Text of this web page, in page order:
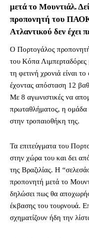
μετά το Μουντιάλ.
προπονητή του ΠΑΟΚ
Ατλαντικού δεν έχει
Ο Πορτογάλος
του Κόπα Λιμπερταδόρες
τη φετινή χρονιά είναι
έχοντας απόσταση 12
Με 8 αγωνιστικές να
πρωταθλήματος, η ομάδα
στην τροπαιοθήκη της.
Τα επιτεύγματα του
στην χώρα του και δει
της Βραζιλίας. Η
προπονητή μετά το
δηλώσει πως θα
έκβασης του τουρνουά.
σχηματίζουν ήδη την